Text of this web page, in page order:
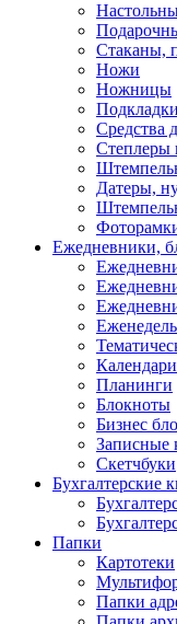
Стаканы,
Ножи
Ножницы
Средства
Степлеры
Датеры,
Ежедневники,
Календари
Планинги
Блокноты
Бизнес
Записные
Скетчбуки
Бухгалтерские
Папки
Картотеки
Папки